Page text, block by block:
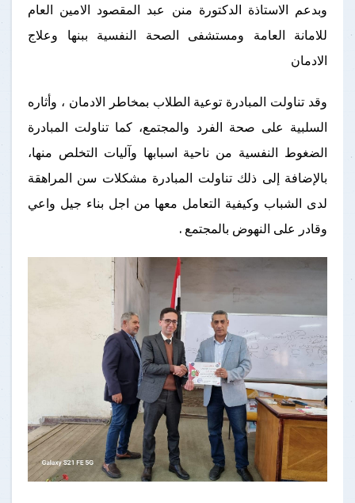
وبدعم الاستاذة الدكتورة منن عبد المقصود الامين العام
للامانة العامة ومستشفى الصحة النفسية ببنها وعلاج
الادمان
وقد تناولت المبادرة توعية الطلاب بمخاطر الادمان ، وأثاره
السلبية على صحة الفرد والمجتمع، كما تناولت المبادرة
الضغوط النفسية من ناحية اسبابها وآليات التخلص منها،
بالإضافة إلى ذلك تناولت المبادرة مشكلات سن المراهقة
لدى الشباب وكيفية التعامل معها من اجل بناء جيل واعي
وقادر على النهوض بالمجتمع .